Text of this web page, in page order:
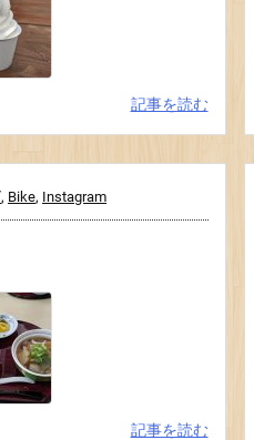
記事を読む
, Bike, Instagram
記事を読む